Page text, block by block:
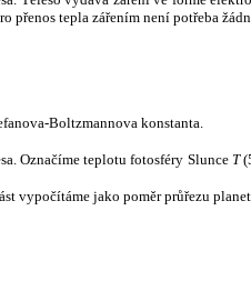
přenos tepla zářením není potřeba
Boltzmannova konstanta.
Označíme teplotu fotosféry Slunce T
vypočítáme jako poměr průřezu